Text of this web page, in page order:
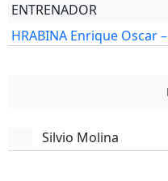
ENTRENADOR
HRABINA Enrique Oscar
Silvio Molina